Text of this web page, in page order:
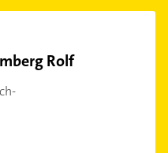
Rolf